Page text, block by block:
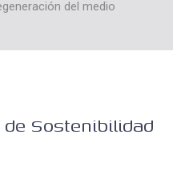
del medio
Sostenibilidad